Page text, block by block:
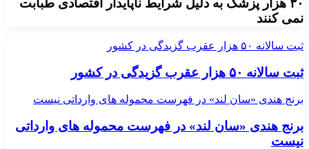
۳۰ هزار پزشک به دلیل شرایط ناپایدار اقتصادی طبابت
نمی کنند
ثبت سالانه ۵۰ هزار عقرب گزیدگی در کشور
ثبت سالانه ۵۰ هزار عقرب گزیدگی در کشور
برنج هندی «سان لند» در فهرست محموله های وارداتی نیست
برنج هندی «سان لند» در فهرست محموله های وارداتی
نیست